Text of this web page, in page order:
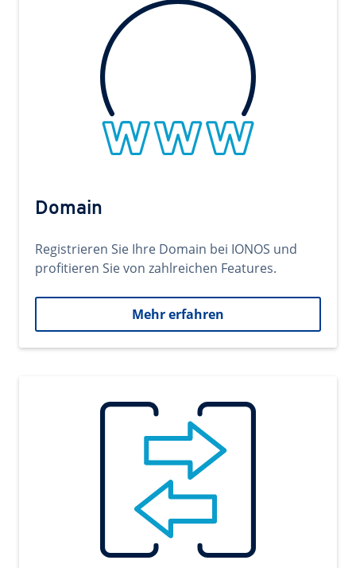
Domain
Registrieren Sie Ihre Domain bei IONOS und
profitieren Sie von zahlreichen Features.
Mehr erfahren